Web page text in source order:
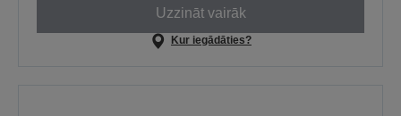
Uzzināt vairāk
Kur iegādāties?